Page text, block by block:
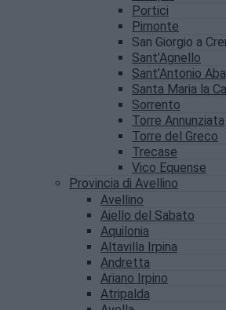
Portici
Pimonte
San Giorgio a
Sant’Agnello
Sant’Antonio
Santa Maria la
Sorrento
Torre Annunziata
Torre del Greco
Trecase
Vico Equense
Provincia di Avellino
Avellino
Aiello del Sabato
Aquilonia
Altavilla Irpina
Andretta
Ariano Irpino
Atripalda